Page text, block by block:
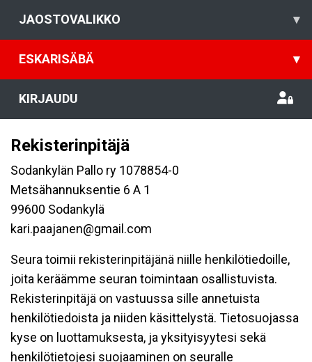
JAOSTOVALIKKO ▾
ESKARISÄBÄ ▾
KIRJAUDU
Rekisterinpitäjä
Sodankylän Pallo ry 1078854-0
Metsähannuksentie 6 A 1
99600 Sodankylä
kari.paajanen@gmail.com
Seura toimii rekisterinpitäjänä niille henkilötiedoille,
joita keräämme seuran toimintaan osallistuvista.
Rekisterinpitäjä on vastuussa sille annetuista
henkilötiedoista ja niiden käsittelystä. Tietosuojassa
kyse on luottamuksesta, ja yksityisyytesi sekä
henkilötietojesi suojaaminen on seuralle